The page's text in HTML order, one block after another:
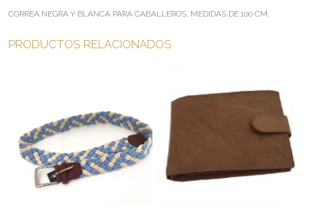
CORREA NEGRA Y BLANCA PARA CABALLEROS, MEDIDAS DE 100 CM.
PRODUCTOS RELACIONADOS